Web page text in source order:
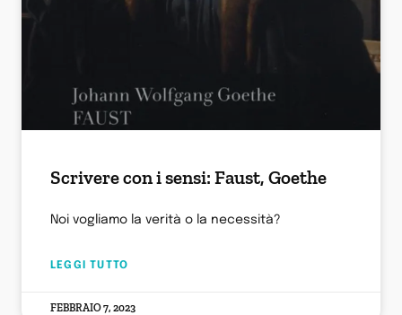
Scrivere con i sensi: Faust, Goethe
Noi vogliamo la verità o la necessità?
LEGGI TUTTO
FEBBRAIO 7, 2023